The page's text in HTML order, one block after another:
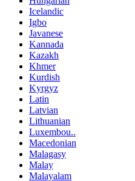
Icelandic
Igbo
Javanese
Kannada
Kazakh
Khmer
Kurdish
Kyrgyz
Latin
Latvian
Lithuanian
Luxembou..
Macedonian
Malagasy
Malay
Malayalam